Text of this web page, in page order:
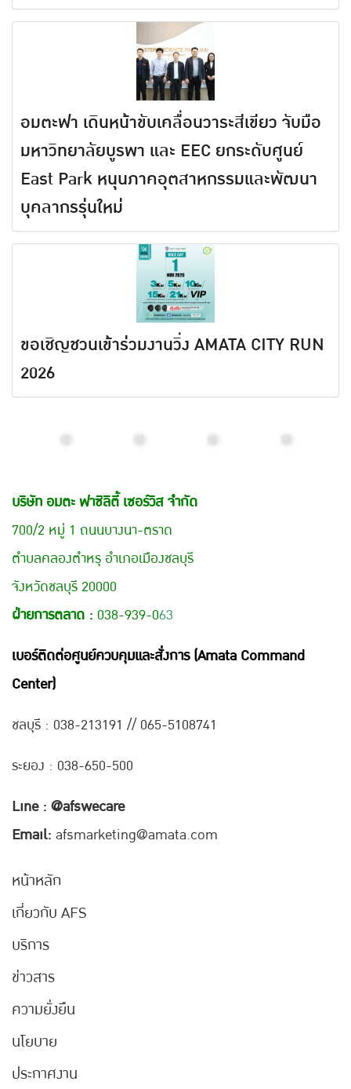
อมตะฟา เดินหน้าขับเคลื่อนวาระสีเขียว จับมือ
มหาวิทยาลัยบูรพา และ EEC ยกระดับศูนย์
East Park หนุนภาคอุตสาหกรรมและพัฒนา
บุคลากรรุ่นใหม่
ขอเชิญชวนเข้าร่วมงานวิ่ง AMATA CITY RUN
2026
บริษัท อมตะ ฟาซิลิตี้ เซอร์วิส จำกัด
700/2 หมู่ 1 ถนนบางนา-ตราด
ตำบลคลองตำหรุ อำเภอเมืองชลบุรี
จังหวัดชลบุรี 20000
ฝ่ายการตลาด : 038-939-063
เบอร์ติดต่อศูนย์ควบคุมและสั่งการ (Amata Command
Center)
ชลบุรี : 038-213191 // 065-5108741
ระยอง : 038-650-500
Line : @afswecare
Email: afsmarketing@amata.com
หน้าหลัก
เกี่ยวกับ AFS
บริการ
ข่าวสาร
ความยั่งยืน
นโยบาย
ประกาศงาน